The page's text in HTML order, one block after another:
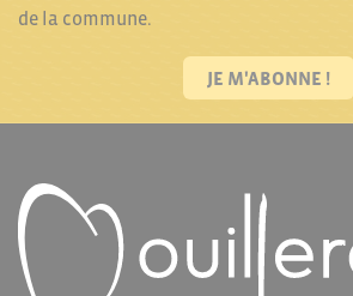
de la commune.
JE M'ABONNE !